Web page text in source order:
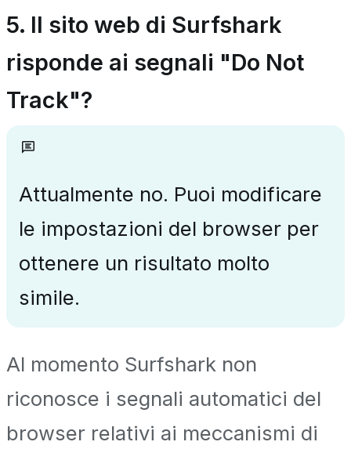
5. Il sito web di Surfshark
risponde ai segnali "Do Not
Track"?
Attualmente no. Puoi modificare
le impostazioni del browser per
ottenere un risultato molto
simile.
Al momento Surfshark non
riconosce i segnali automatici del
browser relativi ai meccanismi di